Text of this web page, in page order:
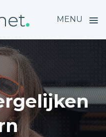
MENU ≡